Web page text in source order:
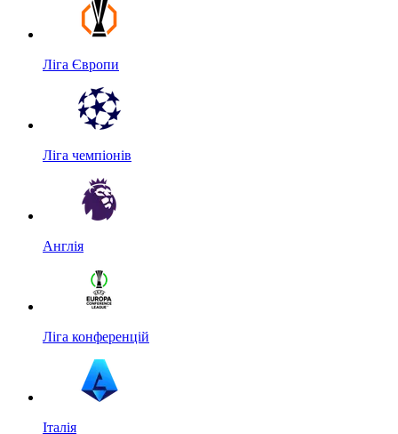
Ліга Європи
Ліга чемпіонів
Англія
Ліга конференцій
Італія